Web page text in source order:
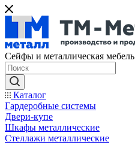
Сейфы и металлическая мебель
Каталог
Гардеробные системы
Двери-купе
Шкафы металлические
Стеллажи металлические